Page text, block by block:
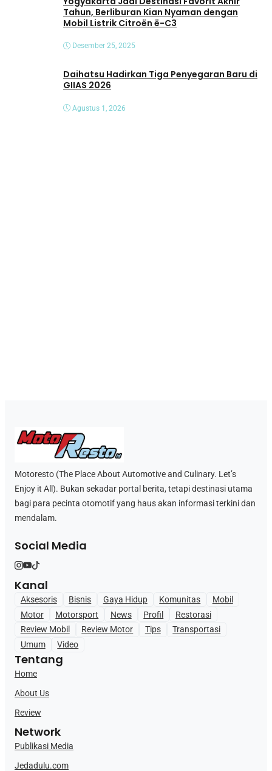
Tahun, Berliburan Kian Nyaman dengan
Mobil Listrik Citroën ë-C3
Desember 25, 2025
Daihatsu Hadirkan Tiga Penyegaran Baru di
GIIAS 2026
Agustus 1, 2026
Motoresto (The Place About Automotive and Culinary. Let’s
Enjoy it All). Bukan sekadar portal berita, tetapi destinasi utama
bagi para pecinta otomotif yang haus akan informasi terkini dan
mendalam.
Social Media
Kanal
Aksesoris Bisnis Gaya Hidup Komunitas
Mobil
Motor
Motorsport News Profil
Restorasi
Review Mobil
Review Motor Tips
Transportasi
Umum
Video
Tentang
Home
About Us
Review
Network
Publikasi Media
Jedadulu.com